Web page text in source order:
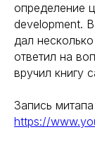
определение
development.
дал
ответил на
вручил книгу
Запись
https://